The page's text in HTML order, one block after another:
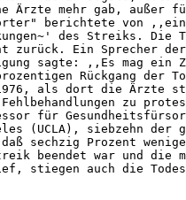
Ärzte mehr gab,
berichtete von
des Streiks.
zurück. Ein Sprecher
sagte: ,,Es mag
Rückgang der
1976, als dort die Ärzte
Fehlbehandlungen zu
für
(UCLA), siebzehn der
sechzig Prozent
beendet war und die
stiegen auch die